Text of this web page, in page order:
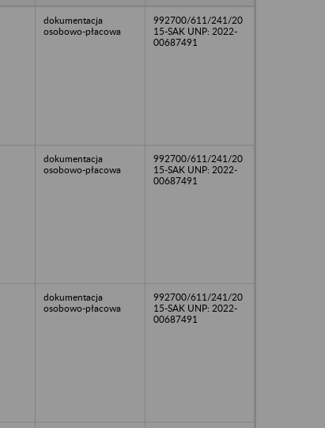
dokumentacja
osobowo-płacowa
992700/611/241/20
15-SAK UNP: 2022-
00687491
dokumentacja
osobowo-płacowa
992700/611/241/20
15-SAK UNP: 2022-
00687491
dokumentacja
osobowo-płacowa
992700/611/241/20
15-SAK UNP: 2022-
00687491